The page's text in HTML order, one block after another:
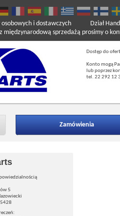
i dostawczych
sprzedażą prosimy o
Dział
Dostęp do
Konto mogą
lub poprzez
tel. 22 292 12
Zamówienia
5